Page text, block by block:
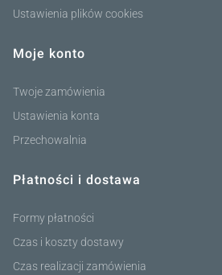
Ustawienia plików cookies
Moje konto
Twoje zamówienia
Ustawienia konta
Przechowalnia
Płatności i dostawa
Formy płatności
Czas i koszty dostawy
Czas realizacji zamówienia